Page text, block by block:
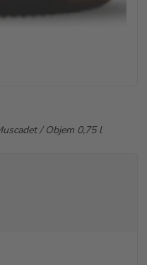
/ Objem 0,75 l